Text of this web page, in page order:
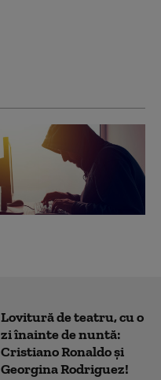
Lovitură de teatru, cu o
zi înainte de nuntă:
Cristiano Ronaldo și
Georgina Rodriguez!